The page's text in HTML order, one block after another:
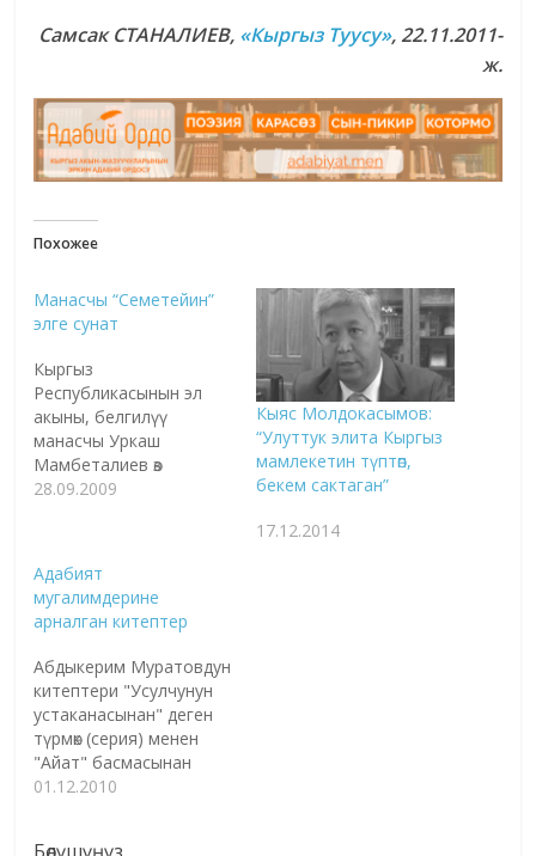
Самсак СТАНАЛИЕВ, «Кыргыз Туусу», 22.11.2011-
ж.
Похожее
Манасчы “Семетейин”
элге сунат
Кыргыз
Республикасынын эл
акыны, белгилүү
манасчы Уркаш
Мамбеталиев өз
варианты боюнча
чыгаруунун үстүндө
чымырканып иштеп
жүргөн учуру.
Чыгармачыл инсан
эмеспи, чечекейи чеч
болуп редакциябызга
сүйүнүч айтып
келиптир. Биз да
сүйүндүк. Китепке
жазылган баш сөздү
жеткирели дедик.
28.09.2009
Кыяс Молдокасымов:
“Улуттук элита Кыргыз
мамлекетин түптөп,
бекем сактаган”
17.12.2014
Адабият
мугалимдерине
арналган китептер
Абдыкерим Муратовдун
китептери "Усулчунун
устаканасынан" деген
түрмөк (серия) менен
"Айат" басмасынан
чыгарылып, сырты
01.12.2010